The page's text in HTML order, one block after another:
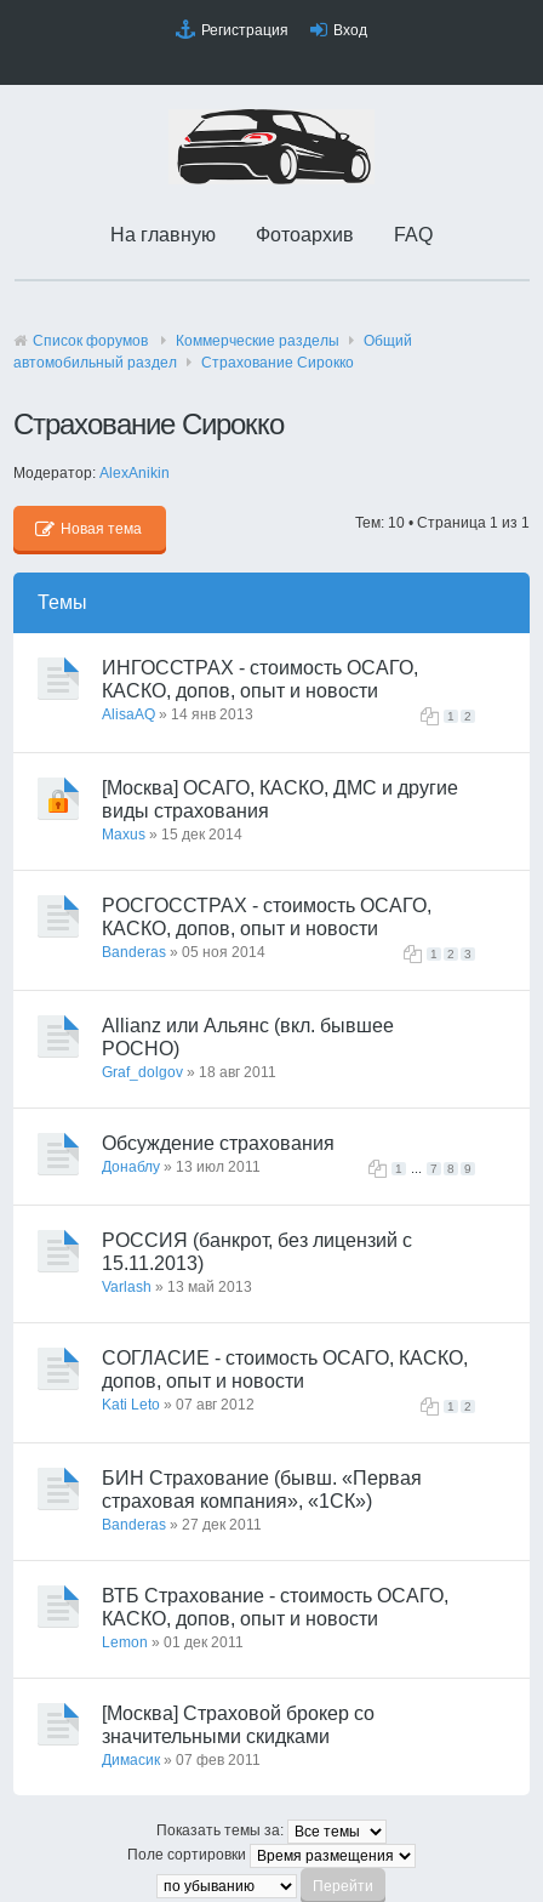
Регистрация Вход
На главную Фотоархив FAQ
Список форумов Коммерческие разделы
Общий
автомобильный раздел
Страхование Сирокко
Страхование Сирокко
Модератор:AlexAnikin
Новая тема Тем: 10 • Страница 1 из 1
Темы
ИНГОССТРАХ - стоимость ОСАГО,
КАСКО, допов, опыт и новости
1 2
AlisaAQ » 14 янв 2013
[Москва] ОСАГО, КАСКО, ДМС и другие
виды страхования
Maxus » 15 дек 2014
РОСГОССТРАХ - стоимость ОСАГО,
КАСКО, допов, опыт и новости
1 2 3
Banderas » 05 ноя 2014
Allianz или Альянс (вкл. бывшее
РОСНО)
Graf_dolgov » 18 авг 2011
Обсуждение страхования
1 7 8 9
Донаблу » 13 июл 2011
РОССИЯ (банкрот, без лицензий с
15.11.2013)
Varlash » 13 май 2013
СОГЛАСИЕ - стоимость ОСАГО, КАСКО,
допов, опыт и новости
1 2
Kati Leto » 07 авг 2012
БИН Страхование (бывш. «Первая
страховая компания», «1СК»)
Banderas » 27 дек 2011
ВТБ Страхование - стоимость ОСАГО,
КАСКО, допов, опыт и новости
Lemon » 01 дек 2011
[Москва] Страховой брокер со
значительными скидками
Димасик » 07 фев 2011
Показать темы за:
Поле сортировки